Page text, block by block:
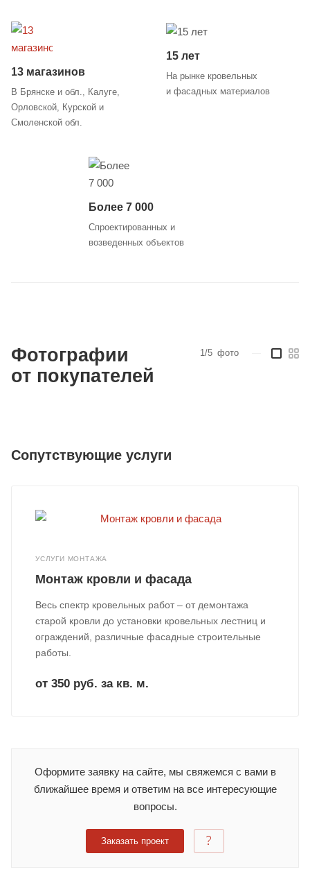
13 магазинов
В Брянске и обл., Калуге,
Орловской, Курской и
Смоленской обл.
15 лет
На рынке кровельных
и фасадных материалов
Более 7 000
Спроектированных и
возведенных объектов
Фотографии
от покупателей
1/5 фото
Сопутствующие услуги
УСЛУГИ МОНТАЖА
Монтаж кровли и фасада
Весь спектр кровельных работ – от демонтажа
старой кровли до установки кровельных лестниц и
ограждений, различные фасадные строительные
работы.
от 350 руб. за кв. м.
Оформите заявку на сайте, мы свяжемся с вами в
ближайшее время и ответим на все интересующие
вопросы.
Заказать проект